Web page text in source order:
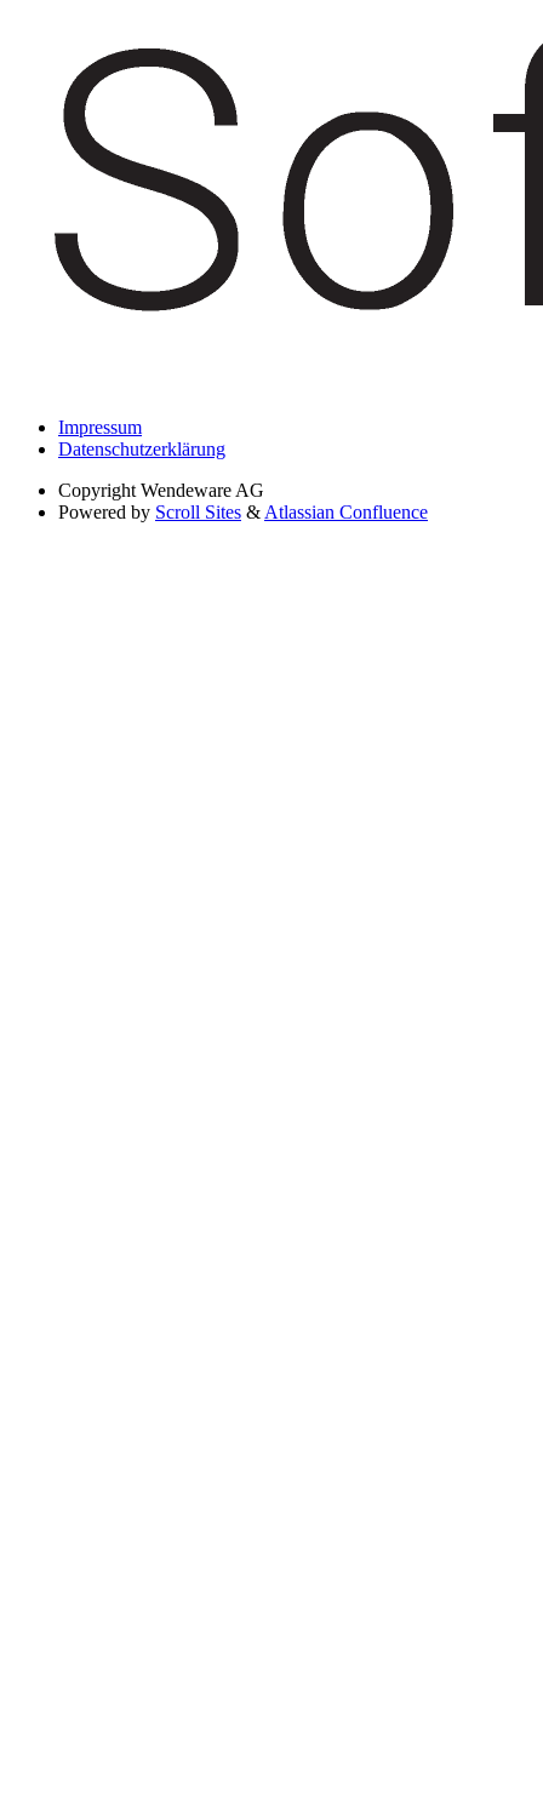
Impressum
Datenschutzerklärung
Copyright Wendeware AG
Powered by Scroll Sites & Atlassian Confluence